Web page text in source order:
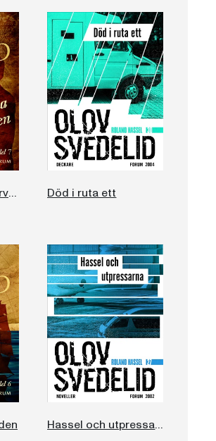
Catarina och Silvervägen Död i ruta ett
Hassel och utpressarna